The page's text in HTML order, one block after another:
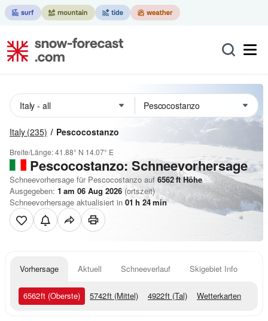
Italy (235) Pescocostanzo
Breite/Länge:41.88° N 14.07° E
Pescocostanzo: Schneevorhersage
Schneevorhersage für Pescocostanzo auf 6562ftHöhe
Ausgegeben: 1 am 06 Aug 2026 (ortszeit)
Schneevorhersage aktualisiert in 01 h 24min
Vorhersage Aktuell Schneeverlauf Skigebiet Info
6562ft (Oberste) 5742ft (Mittel) 4922ft (Tal) Wetterkarten